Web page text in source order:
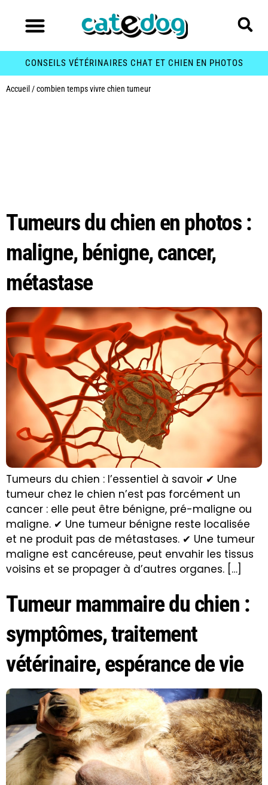
CONSEILS VÉTÉRINAIRES CHAT ET CHIEN EN PHOTOS
Accueil /combien temps vivre chien tumeur
Tumeurs du chien en photos :
maligne, bénigne, cancer,
métastase
Tumeurs du chien : l’essentiel à savoir ✔ Une
tumeur chez le chien n’est pas forcément un
cancer : elle peut être bénigne, pré-maligne ou
maligne. ✔ Une tumeur bénigne reste localisée
et ne produit pas de métastases. ✔ Une tumeur
maligne est cancéreuse, peut envahir les tissus
voisins et se propager à d’autres organes. […]
Tumeur mammaire du chien :
symptômes, traitement
vétérinaire, espérance de vie